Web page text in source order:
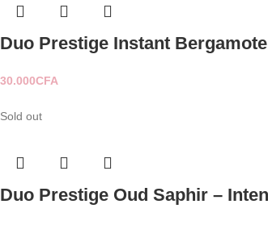
Duo Prestige Instant
30.000CFA
Sold out
Duo Prestige Oud Saphir –